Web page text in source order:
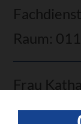
Raum: 011
Frau
07256